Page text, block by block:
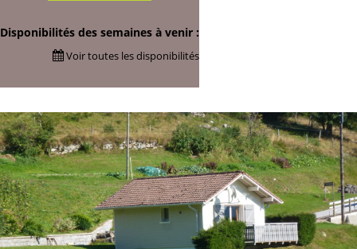
Disponibilités des semaines à venir :
Voir toutes les disponibilités